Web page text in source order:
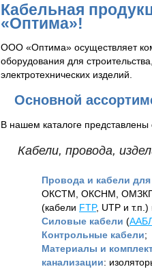
Кабельная
«Оптима»!
ООО «Оптима» осуществляет
оборудования для
электротехнических изделий.
Основной
В нашем каталоге
Кабели, провода,
Провода и кабели
ОКСТМ, ОКСНМ, ОМЗКГМ,
(кабели FTP, UTP и т.п.)
Силовые кабели (
Контрольные кабели;
Материалы и
канализации: